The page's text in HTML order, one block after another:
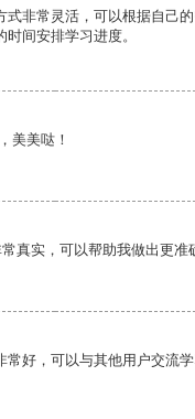
式非常灵活，可以根据自己
间安排学习进度。
美美哒！
真实，可以帮助我做出更准
好，可以与其他用户交流学